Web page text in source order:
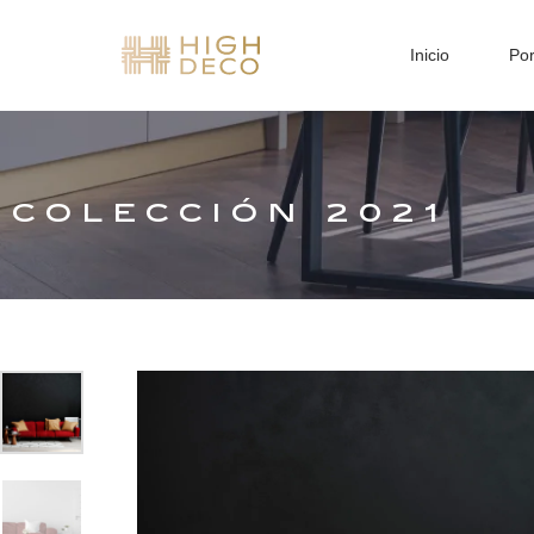
Inicio
COLECCIÓN 2021